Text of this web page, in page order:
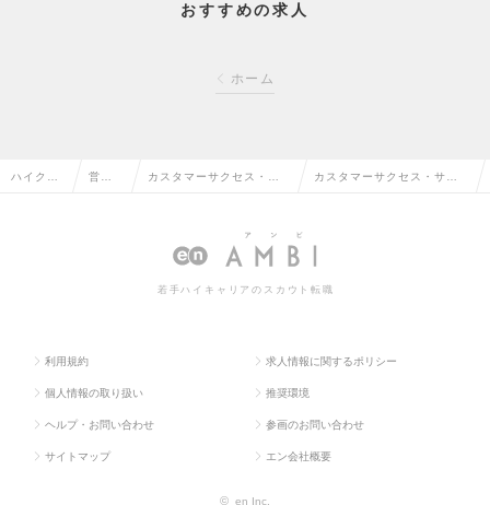
おすすめの求人
ホーム
ハイクラ 営業 カスタマーサクセス・サ カスタマーサクセス・サポ
情報
若手ハイキャリアのスカウト転職
利用規約 求人情報に関するポリシー
個人情報の取り扱い 推奨環境
ヘルプ・お問い合わせ 参画のお問い合わせ
サイトマップ エン会社概要
© en Inc.